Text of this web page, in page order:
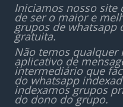
Iniciamos nosso
de ser o maior e
grupos de whatsapp
gratuita.
Não temos qualquer
aplicativo de
intermediário que
do whatsapp
indexamos grupos
do dono do grupo.